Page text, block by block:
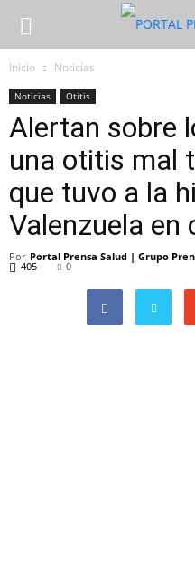
Inicio Noticias
Noticias Otitis
Alertan sobre
una otitis mal
que tuvo a la
Valenzuela en
Por Portal Prensa Salud | Grupo
405 0